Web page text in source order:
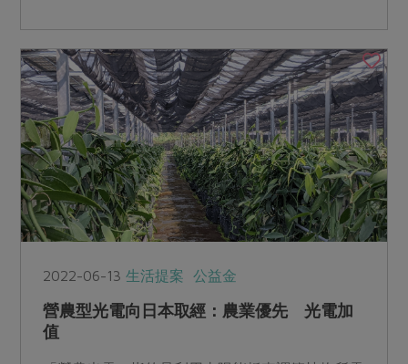
2022-06-13生活提案 公益金
營農型光電向日本取經：農業優先 光電加
值